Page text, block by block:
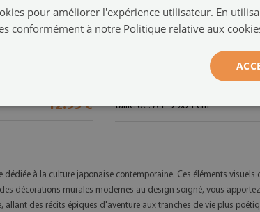
style manga
12.99 €
train illustratif dans un paysage
294929)
taille de: A4 - 29x21 cm
à la culture japonaise contemporaine. Ces éléments
décorations murales modernes au design soigné, vous
des récits épiques d'aventure aux tranches de vie plus
pour améliorer l'expérience utilisateur. En
conformément à notre Politique relative aux